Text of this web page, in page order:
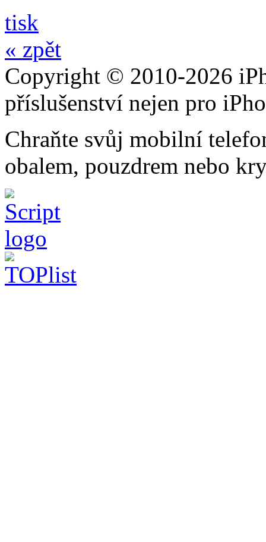
tisk
« zpět
Copyright © 2010-2026
příslušenství nejen pro
Chraňte svůj mobilní
obalem, pouzdrem nebo